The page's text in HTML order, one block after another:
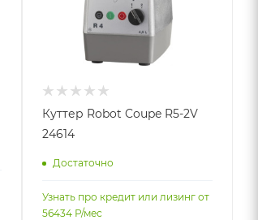
Куттер Robot Coupe R5-2V
24614
Достаточно
Узнать про кредит или лизинг от
56434 Р/мес